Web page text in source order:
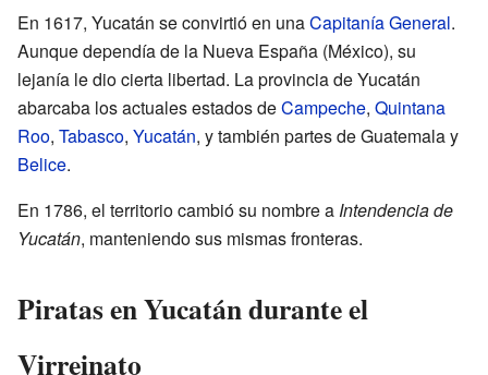
En 1617, Yucatán se convirtió en unaCapitanía General.
Aunque dependía de la Nueva España (México), su
lejanía le dio cierta libertad. La provincia de Yucatán
abarcaba los actuales estados deCampeche, Quintana
Roo, Tabasco, Yucatán, y también partes de Guatemala y
Belice.
En 1786, el territorio cambió su nombre a Intendencia de
Yucatán, manteniendo sus mismas fronteras.
Piratas en Yucatán durante el
Virreinato